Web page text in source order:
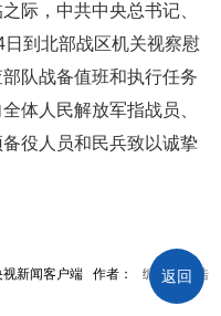
返回
际，中共中央总书记、
到北部战区机关视察慰
队战备值班和执行任务
体人民解放军指战员、
役人员和民兵致以诚挚
视新闻客户端 作者： 编辑：汪浩